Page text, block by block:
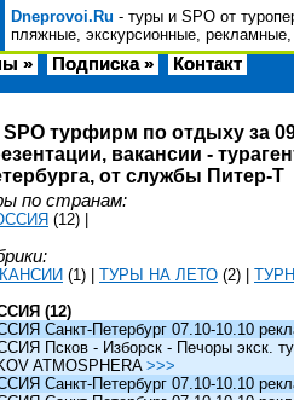
Dneprovoi.Ru - туры и SPO от
пляжные, экскурсионные,
» Подписка » Контакт
SPO турфирм по отдыху за
вакансии -
от службы Питер-Т
по странам:
(12)
(1) ТУРЫ НА ЛЕТО (2)
(12)
Санкт-Петербург 07.10-10.10
Псков - Изборск - Печоры экск.
ATMOSPHERA >>>
Санкт-Петербург 07.10-10.10